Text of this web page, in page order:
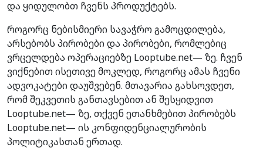
და ყიდულობთ ჩვენს პროდუქტებს.
როგორც ნებისმიერი სავაჭრო გამოცდილება,
არსებობს პირობები და პირობები, რომლებიც
ვრცელდება ოპერაციებზე Looptube.net— ზე. ჩვენ
ვიქნებით ისეთივე მოკლედ, როგორც ამას ჩვენი
ადვოკატები დაუშვებენ. მთავარია გახსოვდეთ,
რომ შეკვეთის განთავსებით ან შესყიდვით
Looptube.net— ზე, თქვენ ეთანხმებით პირობებს
Looptube.net— ის კონფიდენციალურობის
პოლიტიკასთან ერთად.